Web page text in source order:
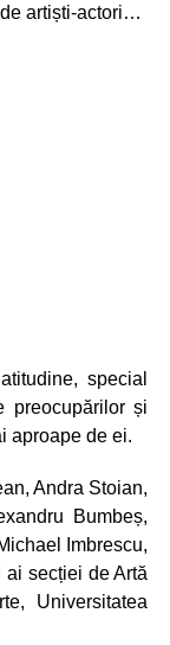
artiști-actori…
special
preocupărilor și
aproape de ei.
Andra Stoian,
Bumbeș,
Imbrescu,
ai secției de Artă
Universitatea